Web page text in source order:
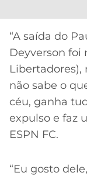
“A saída do
Deyverson
não sabe o
céu, ganha
expulso e faz
ESPN FC.
“Eu gosto